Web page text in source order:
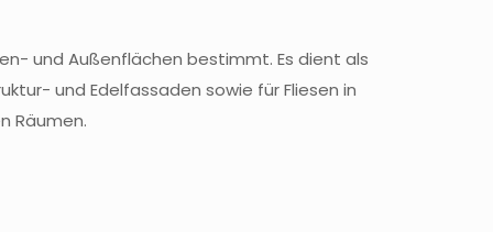
und Außenflächen bestimmt. Es dient als
und Edelfassaden sowie für Fliesen in
Räumen.